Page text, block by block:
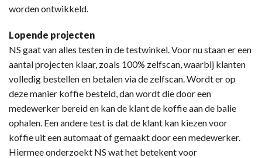
worden ontwikkeld.
Lopende projecten
NS gaat van alles testen in de testwinkel. Voor nu staan er een
aantal projecten klaar, zoals 100% zelfscan, waarbij klanten
volledig bestellen en betalen via de zelfscan. Wordt er op
deze manier koffie besteld, dan wordt die door een
medewerker bereid en kan de klant de koffie aan de balie
ophalen. Een andere test is dat de klant kan kiezen voor
koffie uit een automaat of gemaakt door een medewerker.
Hiermee onderzoekt NS wat het betekent voor